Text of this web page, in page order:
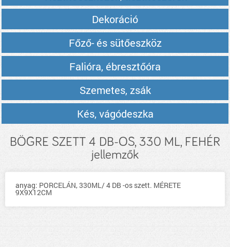
Dekoráció
Főző- és sütőeszköz
Falióra, ébresztőóra
Szemetes, zsák
Kés, vágódeszka
BÖGRE SZETT 4 DB-OS, 330 ML, FEHÉR
jellemzők
anyag: PORCELÁN, 330ML/ 4 DB -os szett. MÉRETE
9X9X12CM